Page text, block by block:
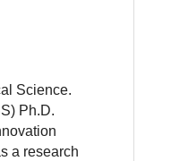
Science.
Ph.D.
a research